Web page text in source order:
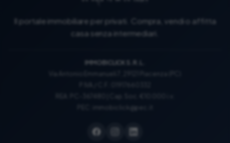
Il portale immobiliare per privati. Compra, vendi o affitta
casa senza intermediari.
IMMOBICLICK S.R.L.